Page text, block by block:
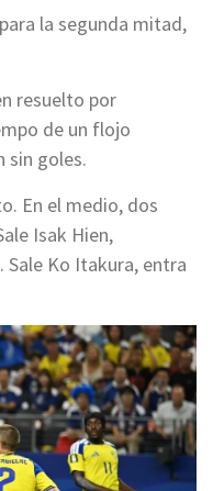
la segunda mitad,
resuelto por
de un flojo
sin goles.
En el medio, dos
Isak Hien,
Sale Ko Itakura, entra